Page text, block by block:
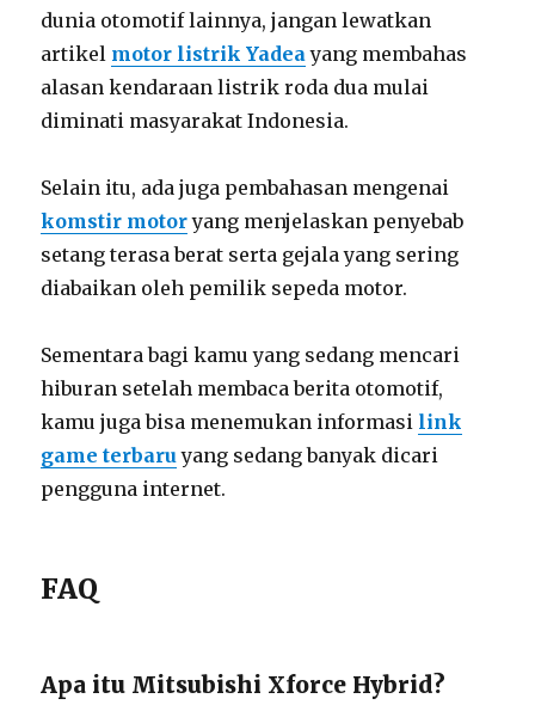
dunia otomotif lainnya, jangan lewatkan
artikel motor listrik Yadea yang membahas
alasan kendaraan listrik roda dua mulai
diminati masyarakat Indonesia.
Selain itu, ada juga pembahasan mengenai
komstir motoryang menjelaskan penyebab
setang terasa berat serta gejala yang sering
diabaikan oleh pemilik sepeda motor.
Sementara bagi kamu yang sedang mencari
hiburan setelah membaca berita otomotif,
kamu juga bisa menemukan informasi link
game terbaru yang sedang banyak dicari
pengguna internet.
FAQ
Apa itu Mitsubishi Xforce Hybrid?